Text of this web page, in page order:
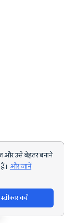
उसे बेहतर बनाने
और जानें
स्वीकार करें